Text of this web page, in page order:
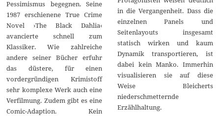
Pessimismus begegnen. Seine
1987 erschienene True Crime
Novel ›The Black Dahlia‹
avancierte schnell zum
Klassiker. Wie zahlreiche
andere seiner Bücher erfuhr
das düstere, für einen
vordergründigen Krimistoff
sehr komplexe Werk auch eine
Verfilmung. Zudem gibt es eine
Comic-Adaption. Kein
in die Vergangenheit. Dass die
einzelnen Panels und
Seitenlayouts insgesamt
statisch wirken und kaum
Dynamik transportieren, ist
dabei kein Manko. Immerhin
visualisieren sie auf diese
Weise Bleicherts
niederschmetternde
Erzählhaltung.